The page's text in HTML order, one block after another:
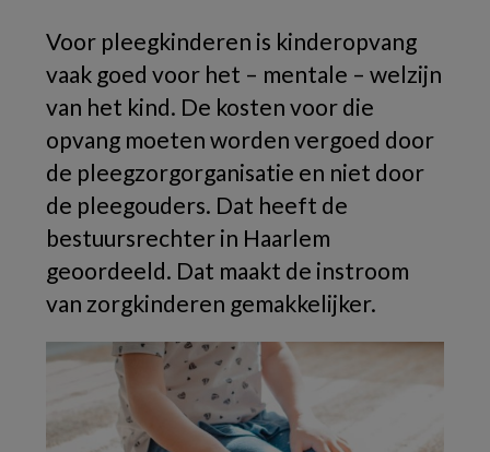
Voor pleegkinderen is kinderopvang
vaak goed voor het – mentale – welzijn
van het kind. De kosten voor die
opvang moeten worden vergoed door
de pleegzorgorganisatie en niet door
de pleegouders. Dat heeft de
bestuursrechter in Haarlem
geoordeeld. Dat maakt de instroom
van zorgkinderen gemakkelijker.